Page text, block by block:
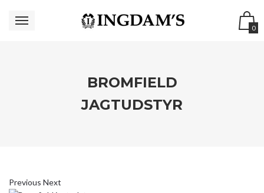
0
BROMFIELD
JAGTUDSTYR
Previous Next